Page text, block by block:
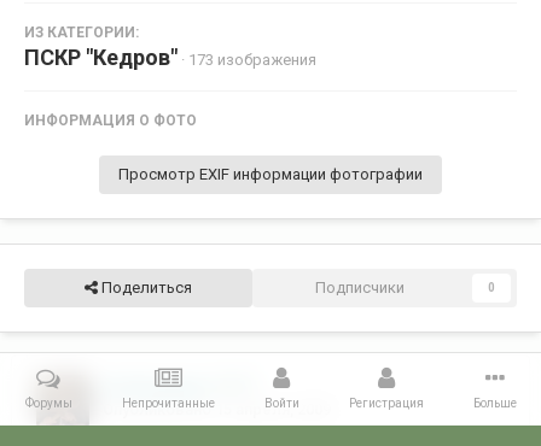
ИЗ КАТЕГОРИИ:
ПСКР "Кедров" · 173 изображения
ИНФОРМАЦИЯ О ФОТО
Просмотр EXIF информации фотографии
Поделиться Подписчики 0
Дз Владимир
Опубликовано 15 апреля, 2009
Форумы Непрочитанные Войти Регистрация Больше